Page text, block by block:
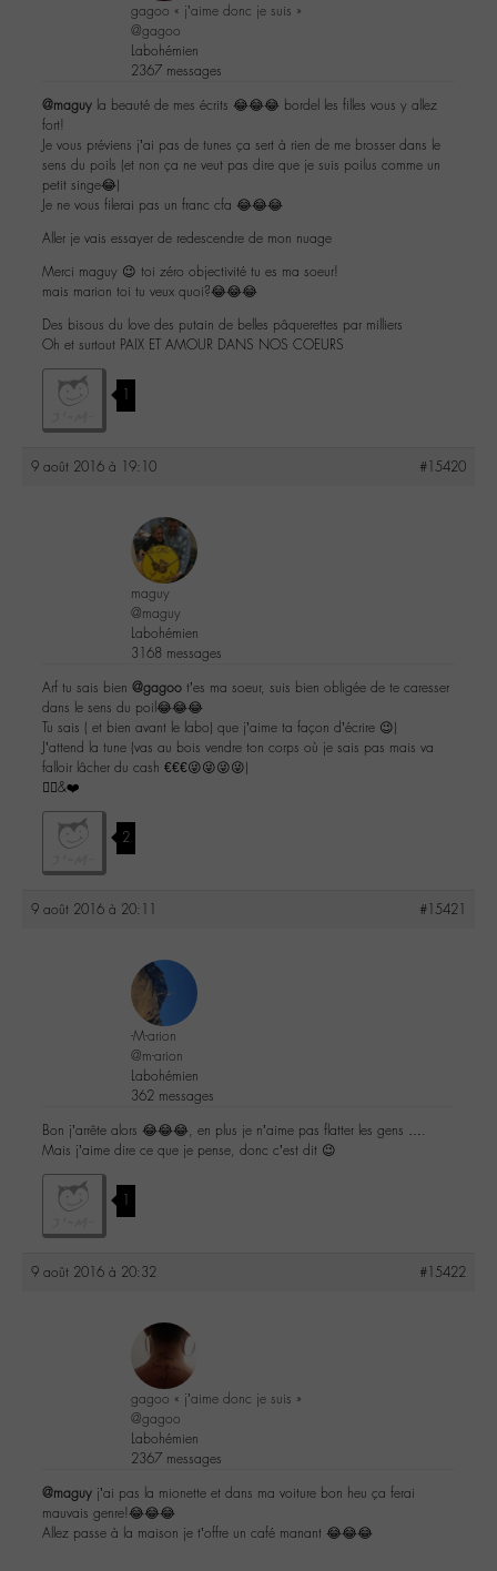
gagoo « j’aime donc je suis »
@gagoo
Labohémien
2367 messages
@maguy la beauté de mes écrits 😂😂😂 bordel les filles vous y allez
fort!
Je vous préviens j’ai pas de tunes ça sert à rien de me brosser dans le
sens du poils (et non ça ne veut pas dire que je suis poilus comme un
petit singe😂)
Je ne vous filerai pas un franc cfa 😂😂😂
Aller je vais essayer de redescendre de mon nuage
Merci maguy 😉 toi zéro objectivité tu es ma soeur!
mais marion toi tu veux quoi?😂😂😂
Des bisous du love des putain de belles pâquerettes par milliers
Oh et surtout PAIX ET AMOUR DANS NOS COEURS
1
9 août 2016 à 19:10 #15420
maguy
@maguy
Labohémien
3168 messages
Arf tu sais bien @gagoo t’es ma soeur, suis bien obligée de te caresser
dans le sens du poil😂😂😂
Tu sais ( et bien avant le labo) que j’aime ta façon d’écrire 😉)
J’attend la tune (vas au bois vendre ton corps où je sais pas mais va
falloir lâcher du cash €€€😜😜😜😜)
✌🏼️&❤️
2
9 août 2016 à 20:11 #15421
-M-arion
@m-arion
Labohémien
362 messages
Bon j’arrête alors 😂😂😂, en plus je n’aime pas flatter les gens ….
Mais j’aime dire ce que je pense, donc c’est dit 😉
1
9 août 2016 à 20:32 #15422
gagoo « j’aime donc je suis »
@gagoo
Labohémien
2367 messages
@maguy j’ai pas la mionette et dans ma voiture bon heu ça ferai
mauvais genre!😂😂😂
Allez passe à la maison je t’offre un café manant 😂😂😂